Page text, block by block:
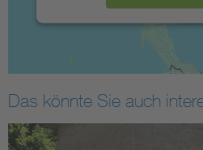
Das könnte Sie auch